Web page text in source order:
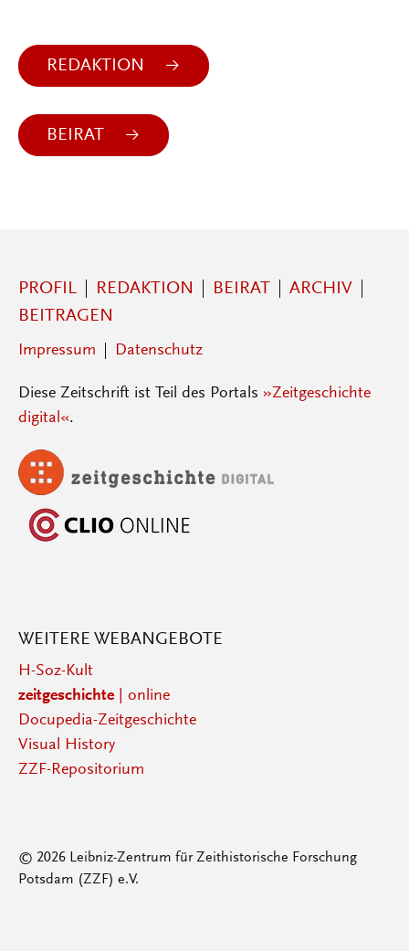
REDAKTION
BEIRAT
PROFIL REDAKTION BEIRAT
ARCHIV
BEITRAGEN
Impressum Datenschutz
Diese Zeitschrift ist Teil des Portals »Zeitgeschichte
digital«.
WEITERE WEBANGEBOTE
H-Soz-Kult
zeitgeschichte| online
Docupedia-Zeitgeschichte
Visual History
ZZF-Repositorium
© 2026 Leibniz-Zentrum für Zeithistorische Forschung
Potsdam (ZZF) e.V.